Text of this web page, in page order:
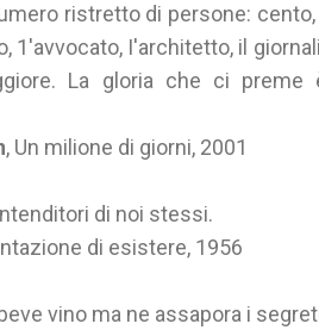
ristretto di persone:
1'avvocato, I'architetto, il
La gloria che ci
, Un milione di giorni, 2001
di noi stessi.
di esistere, 1956
vino ma ne assapora i